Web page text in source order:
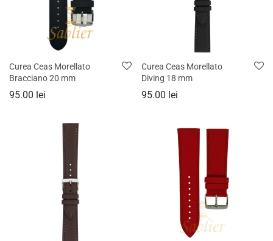
Curea Ceas Morellato
Bracciano 20 mm
95.00 lei
Curea Ceas Morellato
Diving 18 mm
95.00 lei